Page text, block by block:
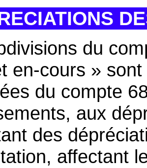
du
en-cours »
du compte
aux
des
affectant